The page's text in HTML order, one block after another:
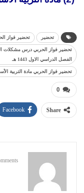
تحضير تحضير فواز
تحضير فواز الحربي درس مشكلات
الفصل الدراسي الاول 1443 هـ
تحضير فواز الحربي مادة التربية
0
Share
Facebook